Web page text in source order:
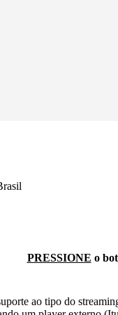
PRESSIONE o
ao tipo do